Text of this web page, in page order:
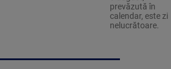
prevăzută în
calendar, este zi
nelucrătoare.